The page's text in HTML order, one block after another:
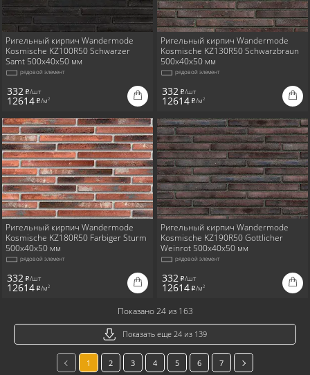
Ригельный кирпич Wandermode
Kosmische KZ100R50 Schwarzer
Samt 500x40x50 мм
рядовой элемент
332 i/шт
12614 i/м2
Ригельный кирпич Wandermode
Kosmische KZ130R50 Schwarzbraun
500x40x50 мм
рядовой элемент
332 i/шт
12614 i/м2
Ригельный кирпич Wandermode
Kosmische KZ180R50 Farbiger Sturm
500x40x50 мм
рядовой элемент
332 i/шт
12614 i/м2
Ригельный кирпич Wandermode
Kosmische KZ190R50 Gottlicher
Weinrot 500x40x50 мм
рядовой элемент
332 i/шт
12614 i/м2
Показано 24 из 163
Показать еще 24 из 139
1 2 3 4 5 6 7